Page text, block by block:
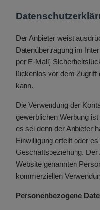
Der Anbieter weist
Datenübertragung im
per E-Mail)
lückenlos vor dem Zugriff
kann.
Die Verwendung der
gewerblichen Werbung
es sei denn der Anbieter
Einwilligung erteilt oder
Geschäftsbeziehung. Der
Website genannten
kommerziellen
Personenbezogene